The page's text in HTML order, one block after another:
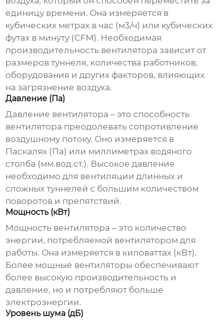
единицу времени. Она измеряется в
кубических метрах в час (м3/ч) или кубических
футах в минуту (CFM). Необходимая
производительность вентилятора зависит от
размеров туннеля, количества работников,
оборудования и других факторов, влияющих
на загрязнение воздуха.
Давление (Па)
Давление вентилятора – это способность
вентилятора преодолевать сопротивление
воздушному потоку. Оно измеряется в
Паскалях (Па) или миллиметрах водяного
столба (мм.вод.ст.). Высокое давление
необходимо для вентиляции длинных и
сложных туннелей с большим количеством
поворотов и препятствий.
Мощность (кВт)
Мощность вентилятора – это количество
энергии, потребляемой вентилятором для
работы. Она измеряется в киловаттах (кВт).
Более мощные вентиляторы обеспечивают
более высокую производительность и
давление, но и потребляют больше
электроэнергии.
Уровень шума (дБ)